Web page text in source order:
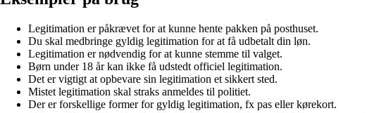
Legitimation er påkrævet for at kunne hente pakken på posthuset.
Du skal medbringe gyldig legitimation for at få udbetalt din løn.
Legitimation er nødvendig for at kunne stemme til valget.
Børn under 18 år kan ikke få udstedt officiel legitimation.
Det er vigtigt at opbevare sin legitimation et sikkert sted.
Mistet legitimation skal straks anmeldes til politiet.
Der er forskellige former for gyldig legitimation, fx pas eller kørekort.